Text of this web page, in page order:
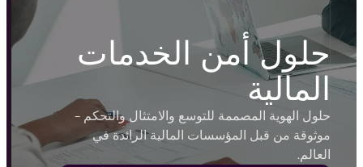
حلول أمن الخدمات
المالية
حلول الهوية المصممة للتوسع والامتثال والتحكم -
موثوقة من قبل المؤسسات المالية الرائدة في
العالم.